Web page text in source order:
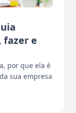
fazer e
por que ela é
sua empresa